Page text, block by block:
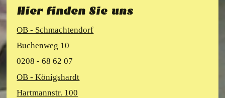
Hier finden Sie uns
OB - Schmachtendorf
Buchenweg 10
0208 - 68 62 07
OB - Königshardt
Hartmannstr. 100